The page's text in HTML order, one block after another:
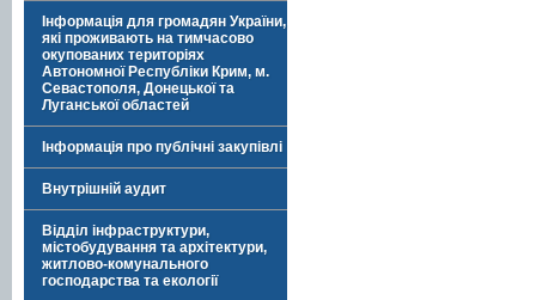
Інформація для громадян України,
які проживають на тимчасово
окупованих територіях
Автономної Республіки Крим, м.
Севастополя, Донецької та
Луганської областей
Інформація про публічні закупівлі
Внутрішній аудит
Відділ інфраструктури,
містобудування та архітектури,
житлово-комунального
господарства та екології